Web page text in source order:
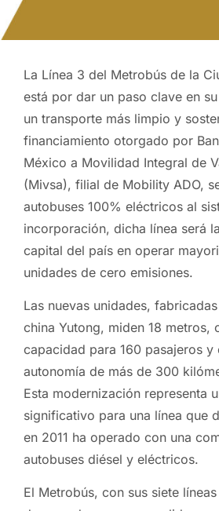
La Línea 3 del Metrobús de la
está por dar un paso clave en
un transporte más limpio y
financiamiento otorgado por
México a Movilidad Integral de
(Mivsa), filial de Mobility ADO,
autobuses 100% eléctricos al
incorporación, dicha línea será
capital del país en operar
unidades de cero emisiones.
Las nuevas unidades,
china Yutong, miden 18 metros,
capacidad para 160 pasajeros y
autonomía de más de 300
Esta modernización representa
significativo para una línea que
en 2011 ha operado con una
autobuses diésel y eléctricos.
El Metrobús, con sus siete